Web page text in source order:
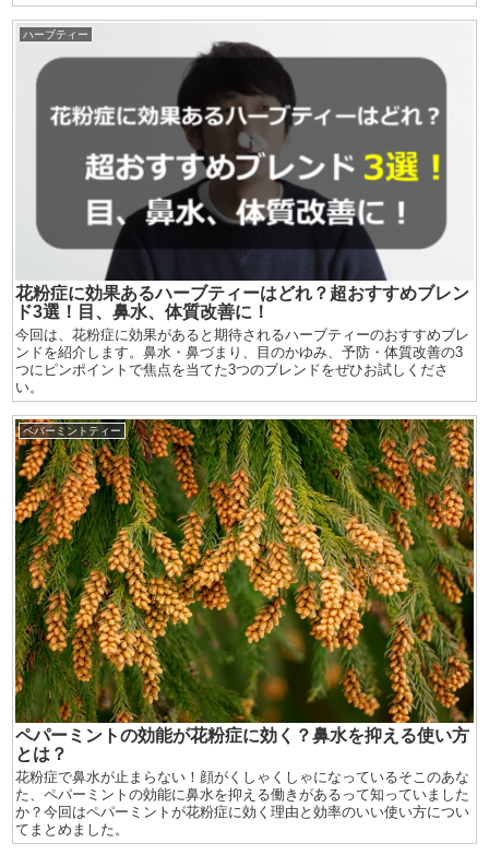
ハーブティー
花粉症に効果あるハーブティーはどれ？超おすすめブレン
ド3選！目、鼻水、体質改善に！
今回は、花粉症に効果があると期待されるハーブティーのおすすめブレ
ンドを紹介します。鼻水・鼻づまり、目のかゆみ、予防・体質改善の3
つにピンポイントで焦点を当てた3つのブレンドをぜひお試しくださ
い。
ペパーミントティー
ペパーミントの効能が花粉症に効く？鼻水を抑える使い方
とは？
花粉症で鼻水が止まらない！顔がくしゃくしゃになっているそこのあな
た、ペパーミントの効能に鼻水を抑える働きがあるって知っていました
か？今回はペパーミントが花粉症に効く理由と効率のいい使い方につい
てまとめました。